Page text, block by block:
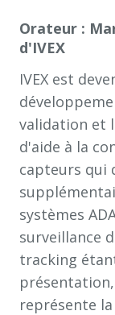
Orateur :
d'IVEX
IVEX est
validation et
d'aide à la
capteurs qui
systèmes
surveillance
tracking
représente